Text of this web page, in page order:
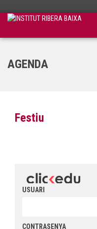
AGENDA
Festiu
USUARI
CONTRASENYA